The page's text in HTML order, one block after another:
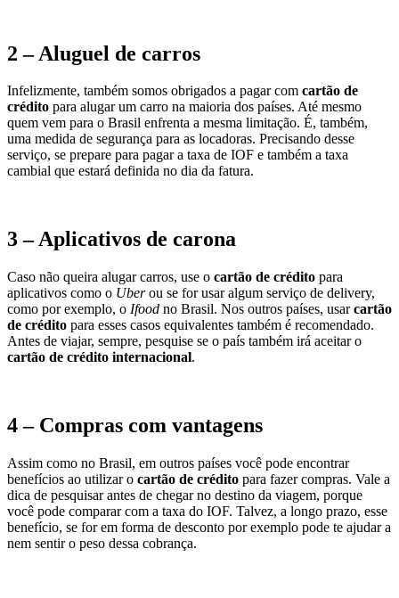
2 – Aluguel de carros
Infelizmente, também somos obrigados a pagar com cartão de
crédito para alugar um carro na maioria dos países. Até mesmo
quem vem para o Brasil enfrenta a mesma limitação. É, também,
uma medida de segurança para as locadoras. Precisando desse
serviço, se prepare para pagar a taxa de IOF e também a taxa
cambial que estará definida no dia da fatura.
3 – Aplicativos de carona
Caso não queira alugar carros, use o cartão de crédito para
aplicativos como o Uberou se for usar algum serviço de delivery,
como por exemplo, o Ifood no Brasil. Nos outros países, usarcartão
de crédito para esses casos equivalentes também é recomendado.
Antes de viajar, sempre, pesquise se o país também irá aceitar o
cartão de crédito internacional.
4 – Compras com vantagens
Assim como no Brasil, em outros países você pode encontrar
benefícios ao utilizar o cartão de crédito para fazer compras. Vale a
dica de pesquisar antes de chegar no destino da viagem, porque
você pode comparar com a taxa do IOF. Talvez, a longo prazo, esse
benefício, se for em forma de desconto por exemplo pode te ajudar a
nem sentir o peso dessa cobrança.